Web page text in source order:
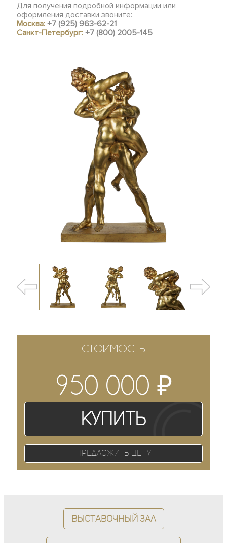
Для получения подробной информации или
оформления доставки звоните:
Москва:+7 (925) 963-62-21
Санкт-Петербург:+7 (800) 2005-145
СТОИМОСТЬ
950 000 ₽
Купить
Предложить цену
Выставочный зал